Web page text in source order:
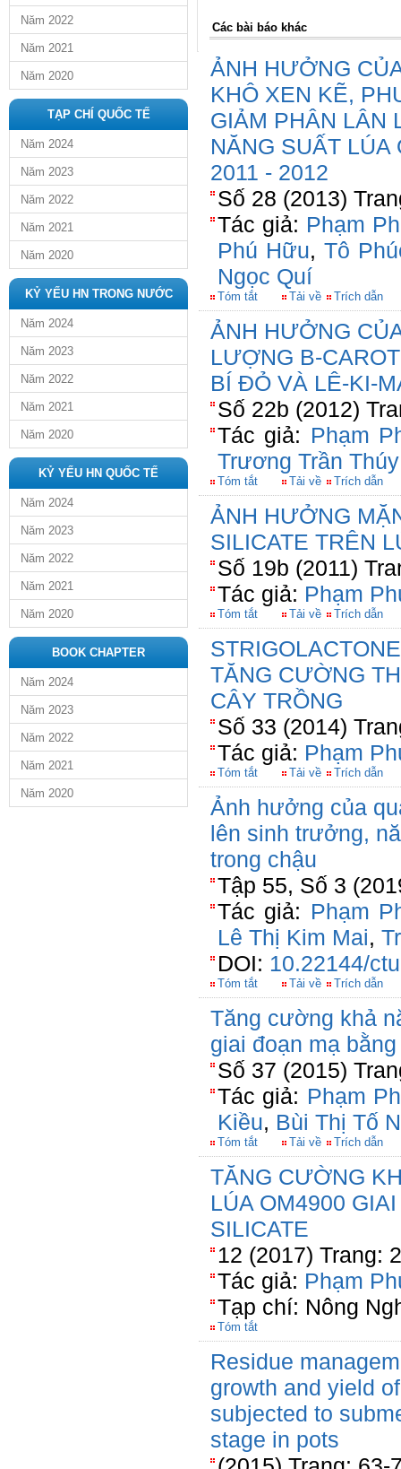
Năm 2022
Năm 2021
Năm 2020
TẠP CHÍ QUỐC TẾ
Năm 2024
Năm 2023
Năm 2022
Năm 2021
Năm 2020
KỶ YẾU HN TRONG NƯỚC
Năm 2024
Năm 2023
Năm 2022
Năm 2021
Năm 2020
KỶ YẾU HN QUỐC TẾ
Năm 2024
Năm 2023
Năm 2022
Năm 2021
Năm 2020
BOOK CHAPTER
Năm 2024
Năm 2023
Năm 2022
Năm 2021
Năm 2020
Các bài báo khác
ẢNH HƯỞNG
KHÔ XEN KẼ,
GIẢM PHÂN LÂN
NĂNG SUẤT
2011 - 2012
Số 28 (2013)
Tác giả: Phạm
Phú Hữu, Tô
Ngọc Quí
Tóm tắt Tải về Trích dẫn
ẢNH HƯỞNG
LƯỢNG B-
BÍ ĐỎ VÀ LÊ-KI-
Số 22b (2012)
Tác giả: Phạm
Trương Trần
Tóm tắt Tải về Trích dẫn
ẢNH HƯỞNG
SILICATE TRÊN
Số 19b (2011)
Tác giả: Phạm
Tóm tắt Tải về Trích dẫn
TĂNG CƯỜNG
CÂY TRỒNG
Số 33 (2014)
Tác giả: Phạm
Tóm tắt Tải về Trích dẫn
Ảnh hưởng của
lên sinh trưởng,
trong chậu
Tập 55, Số 3
Tác giả: Phạm
Lê Thị Kim Mai,
DOI: 10.22144/
Tóm tắt Tải về Trích dẫn
Tăng cường khả
giai đoạn mạ
Số 37 (2015)
Tác giả: Phạm
Kiều, Bùi Thị Tố
Tóm tắt Tải về Trích dẫn
TĂNG CƯỜNG
LÚA OM4900
SILICATE
12 (2017) Trang:
Tác giả: Phạm
Tạp chí: Nông
Tóm tắt
Residue
growth and yield
subjected to
stage in pots